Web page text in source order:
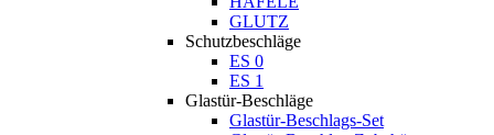
GLUTZ
Schutzbeschläge
ES 0
ES 1
Glastür-Beschläge
Glastür-Beschlags-Set